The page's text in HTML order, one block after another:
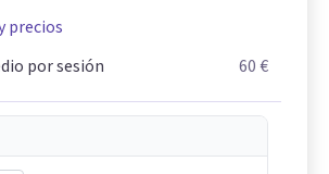
precios
por sesión
60 €